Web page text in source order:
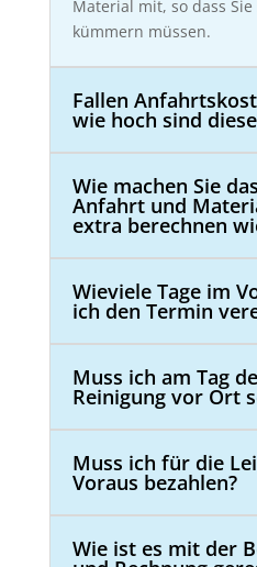
Material mit, so dass
kümmern müssen.
Fallen
wie hoch sind
Wie machen Sie
Anfahrt und
extra berechnen
Wieviele Tage im
ich den Termin
Muss ich am Tag
Reinigung vor Ort
Muss ich für die
Voraus bezahlen?
Wie ist es mit der